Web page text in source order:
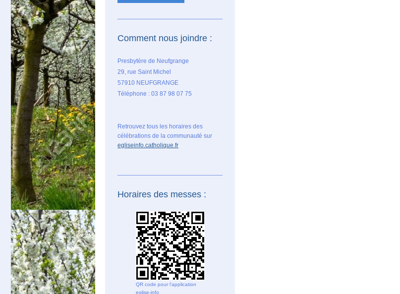
Comment nous joindre :
Presbytère de Neufgrange
29, rue Saint Michel
57910 NEUFGRANGE
Téléphone : 03 87 98 07 75
Retrouvez tous les horaires des
célébrations de la communauté sur
egliseinfo.catholique.fr
Horaires des messes :
QR code pour l'application
eglise-info